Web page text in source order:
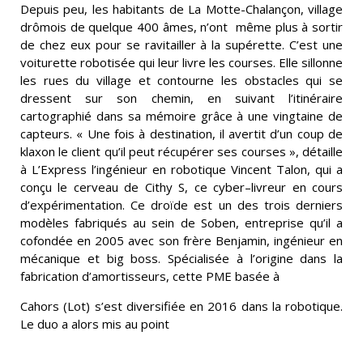
Depuis peu, les habitants de La Motte-Chalançon, village
drômois de quelque 400 âmes, n’ont même plus à sortir
de chez eux pour se ravitailler à la supérette. C’est une
voiturette robotisée qui leur livre les courses. Elle sillonne
les rues du village et contourne les obstacles qui se
dressent sur son chemin, en suivant l’itinéraire
cartographié dans sa mémoire grâce à une vingtaine de
capteurs. « Une fois à destination, il avertit d’un coup de
klaxon le client qu’il peut récupérer ses courses », détaille
à L’Express l’ingénieur en robotique Vincent Talon, qui a
conçu le cerveau de Cithy S, ce cyber–livreur en cours
d’expérimentation. Ce droïde est un des trois derniers
modèles fabriqués au sein de Soben, entreprise qu’il a
cofondée en 2005 avec son frère Benjamin, ingénieur en
mécanique et big boss. Spécialisée à l’origine dans la
fabrication d’amortisseurs, cette PME basée à
Cahors (Lot) s’est diversifiée en 2016 dans la robotique.
Le duo a alors mis au point